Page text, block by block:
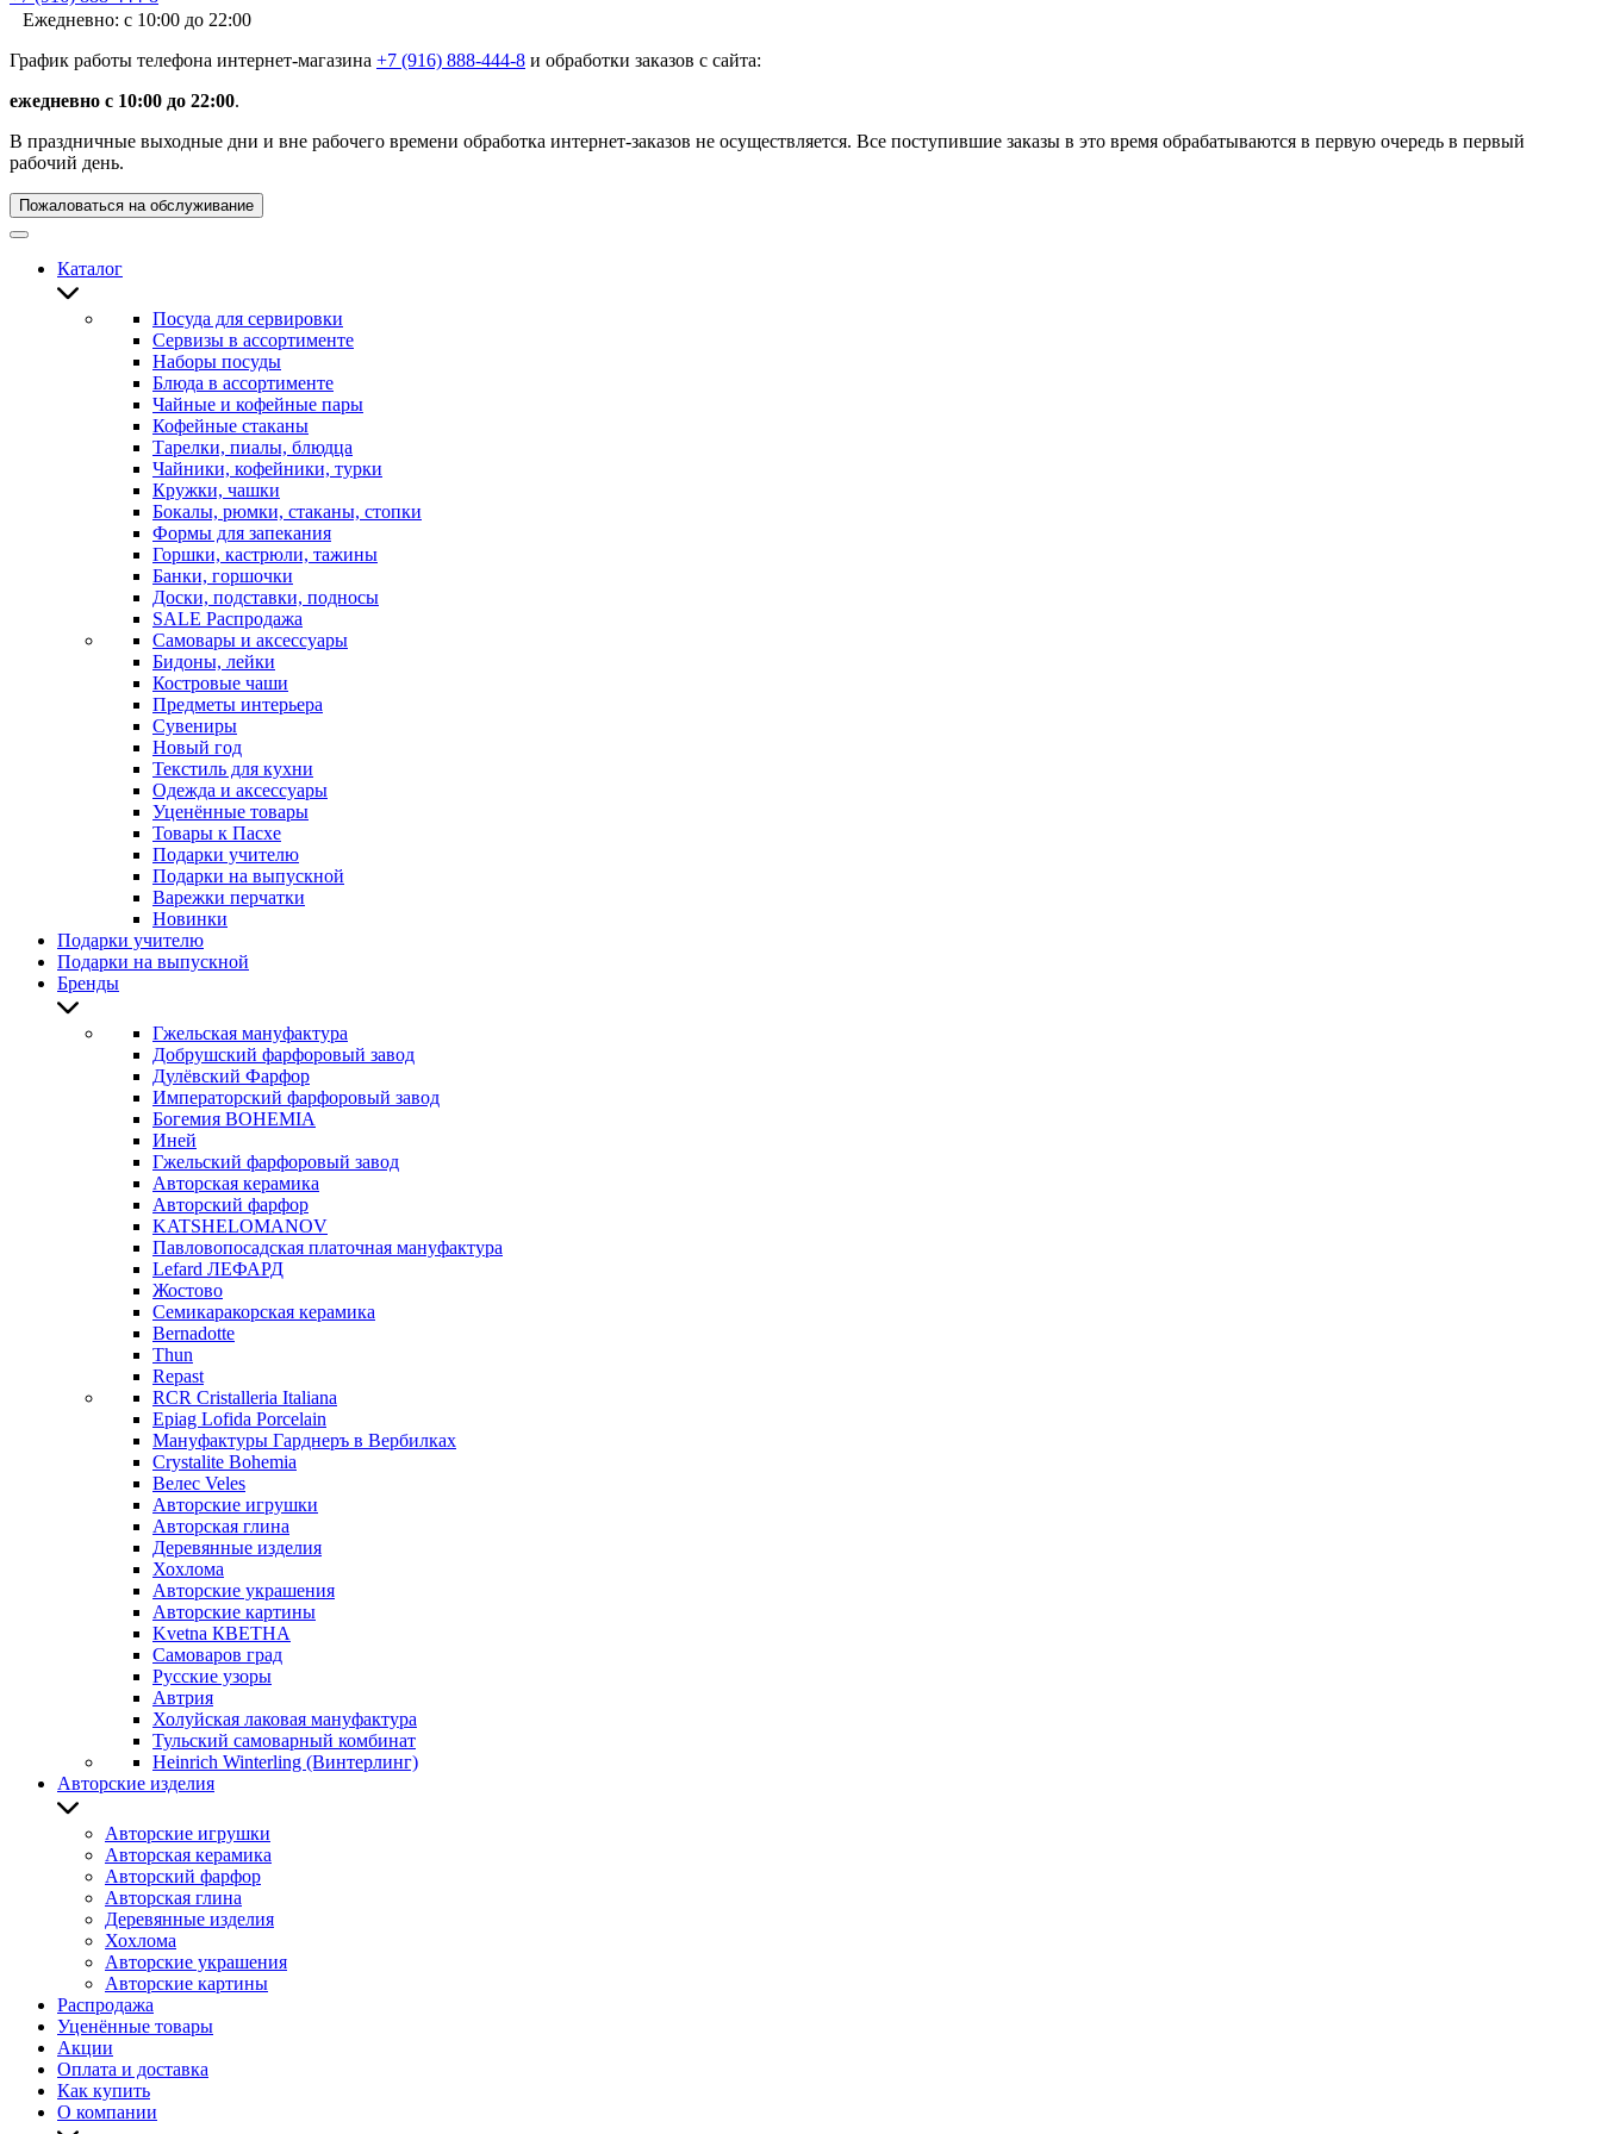
Ежедневно: с 10:00 до 22:00
График работы телефона интернет-магазина +7 (916) 888-444-8 и обработки заказов с сайта:
ежедневно с 10:00 до 22:00.
В праздничные выходные дни и вне рабочего времени обработка интернет-заказов не осуществляется. Все поступившие заказы в это время обрабатываются в первую очередь в первый
рабочий день.
Пожаловаться на обслуживание
Каталог
Посуда для сервировки
Сервизы в ассортименте
Наборы посуды
Блюда в ассортименте
Чайные и кофейные пары
Кофейные стаканы
Тарелки, пиалы, блюдца
Чайники, кофейники, турки
Кружки, чашки
Бокалы, рюмки, стаканы, стопки
Формы для запекания
Горшки, кастрюли, тажины
Банки, горшочки
Доски, подставки, подносы
SALE Распродажа
Самовары и аксессуары
Бидоны, лейки
Костровые чаши
Предметы интерьера
Сувениры
Новый год
Текстиль для кухни
Одежда и аксессуары
Уценённые товары
Товары к Пасхе
Подарки учителю
Подарки на выпускной
Варежки перчатки
Новинки
Подарки учителю
Подарки на выпускной
Бренды
Гжельская мануфактура
Добрушский фарфоровый завод
Дулёвский Фарфор
Императорский фарфоровый завод
Богемия BOHEMIA
Иней
Гжельский фарфоровый завод
Авторская керамика
Авторский фарфор
KATSHELOMANOV
Павловопосадская платочная мануфактура
Lefard ЛЕФАРД
Жостово
Семикаракорская керамика
Bernadotte
Thun
Repast
RCR Cristalleria Italiana
Epiag Lofida Porcelain
Мануфактуры Гарднеръ в Вербилках
Crystalite Bohemia
Велес Veles
Авторские игрушки
Авторская глина
Деревянные изделия
Хохлома
Авторские украшения
Авторские картины
Kvetna КВЕТНА
Самоваров град
Русские узоры
Автрия
Холуйская лаковая мануфактура
Тульский самоварный комбинат
Heinrich Winterling (Винтерлинг)
Авторские изделия
Авторские игрушки
Авторская керамика
Авторский фарфор
Авторская глина
Деревянные изделия
Хохлома
Авторские украшения
Авторские картины
Распродажа
Уценённые товары
Акции
Оплата и доставка
Как купить
О компании